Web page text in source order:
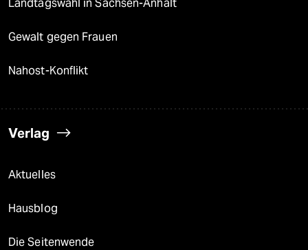
Landtagswahl in Sachsen-Anhalt
Gewalt gegen Frauen
Nahost-Konflikt
Verlag
Aktuelles
Hausblog
Die Seitenwende